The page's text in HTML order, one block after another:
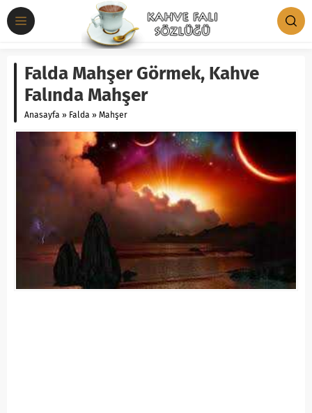
Falda Mahşer Görmek, Kahve
Falında Mahşer
Anasayfa » Falda » Mahşer